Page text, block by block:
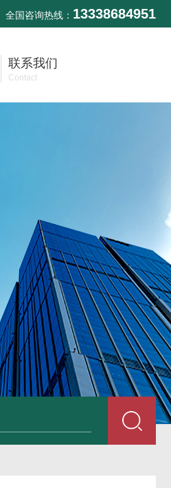
全国咨询热线： 13338684951
联系我们
Contact
LNHZ-1200